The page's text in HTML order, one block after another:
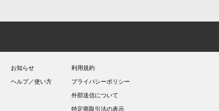
お知らせ
ヘルプ／使い方
利用規約
プライバシーポリシー
外部送信について
特定商取引法の表示